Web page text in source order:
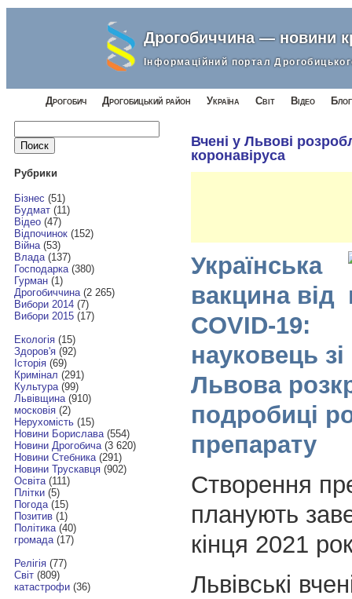
Дрогобиччина — новини
Інформаційний портал
Дрогобич Дрогобицький район Україна Світ Відео
Найти:
Рубрики
Бізнес (51)
Будмат(11)
Відео(47)
Відпочинок(152)
Війна(53)
Влада(137)
Господарка(380)
Гурман(1)
Дрогобиччина(2 265)
Вибори 2014(7)
Вибори 2015(17)
Екологія(15)
Здоров'я(92)
Історія(69)
Кримінал (291)
Культура(99)
Львівщина(910)
московія(2)
Нерухомість(15)
Новини Борислава(554)
Новини Дрогобича(3 620)
Новини Стебника(291)
Новини Трускавця(902)
Освіта(111)
Плітки(5)
Погода(15)
Позитив(1)
Політика(40)
громада(17)
Релігія(77)
Світ(809)
катастрофи(36)
Вчені у Львові
коронавіруса
Українська
вакцина від
COVID-19:
науковець зі
Львова
подробиці
препарату
Створення
планують
кінця 2021
Львівські